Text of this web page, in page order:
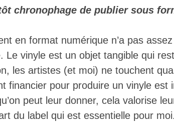
chronophage de publier sous
en format numérique n’a pas
Le vinyle est un objet tangible qui
les artistes (et moi) ne touchent
financier pour produire un vinyle est
peut leur donner, cela valorise
du label qui est essentielle pour